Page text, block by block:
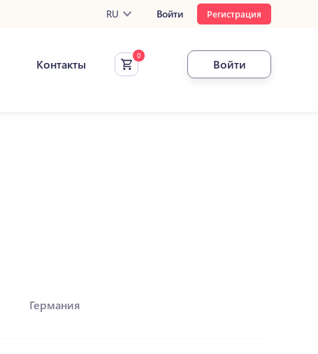
RU Войти Регистрация
Контакты Войти
Германия